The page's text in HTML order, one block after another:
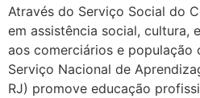
Através do Serviço Social do
em assistência social, cultura,
aos comerciários e população
Serviço Nacional de
RJ) promove educação